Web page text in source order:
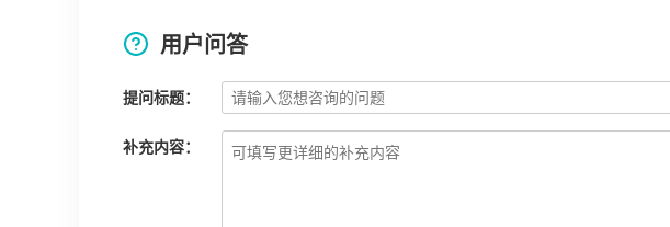
用户问答
提问标题：
补充内容：